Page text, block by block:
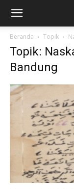
Beranda Topik
Topik:
Bandung